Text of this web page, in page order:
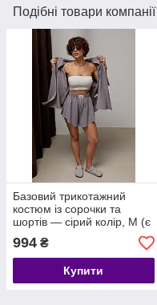
Подібні товари компанії
Базовий трикотажний
костюм із сорочки та
шортів — сірий колір, M (є
розміри)
994 ₴
Купити